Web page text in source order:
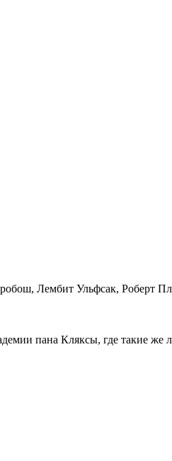
Лембит Ульфсак, Роберт
пана Кляксы, где такие же